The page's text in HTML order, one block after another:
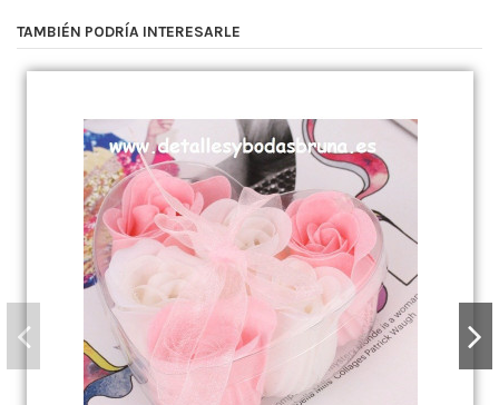
TAMBIÉN PODRÍA INTERESARLE